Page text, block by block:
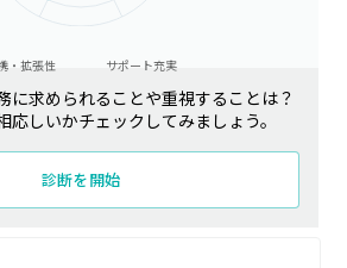
サポート充実
・拡張性
に求められることや重視することは？
応しいかチェックしてみましょう。
診断を開始